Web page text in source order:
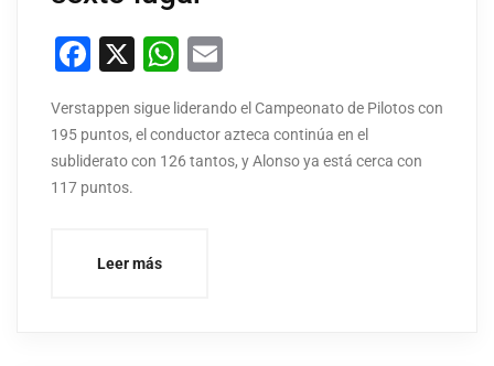
Facebook
X WhatsApp
Verstappen sigue liderando el Campeonato de Pilotos con
195 puntos, el conductor azteca continúa en el
subliderato con 126 tantos, y Alonso ya está cerca con
117 puntos.
Leer más